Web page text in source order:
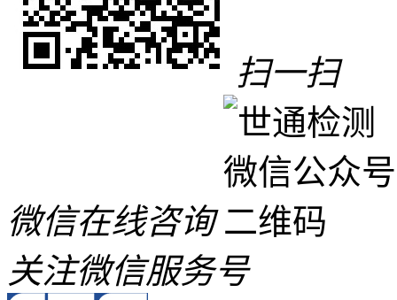
扫一扫
微信在线咨询
关注微信服务号